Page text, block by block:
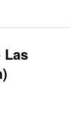
Las